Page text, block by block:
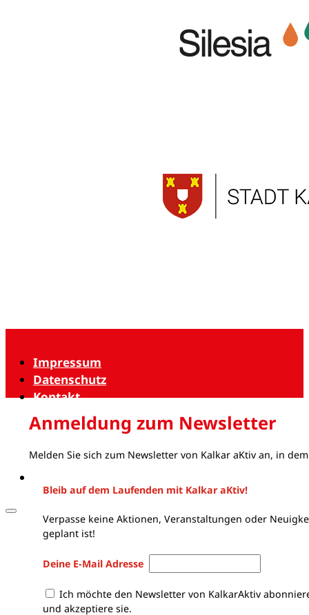
Impressum
Datenschutz
Kontakt
Anmeldung zum Newsletter
Melden Sie sich zum Newsletter von Kalkar aKtiv an, in
Bleib auf dem Laufenden mit Kalkar aKtiv!
Verpasse keine Aktionen, Veranstaltungen oder
geplant ist!
Deine E-Mail Adresse
Ich möchte den Newsletter von KalkarAktiv
und akzeptiere sie.